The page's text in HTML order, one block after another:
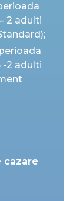
2 adulti
-2 adulti
cazare